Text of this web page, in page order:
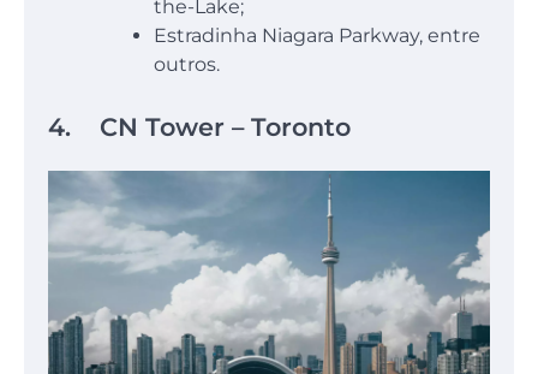
the-Lake;
Estradinha Niagara Parkway, entre
outros.
4. CN Tower – Toronto